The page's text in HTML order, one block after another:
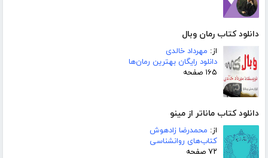
دانلود کتاب رمان وبال
از: مهرداد خالدی
دانلود رایگان بهترین رمان‌ها
۱۶۵ صفحه
دانلود کتاب ماناتر از مینو
از: محمدرضا زادهوش
کتاب‌های روانشناسی
۷۲ صفحه